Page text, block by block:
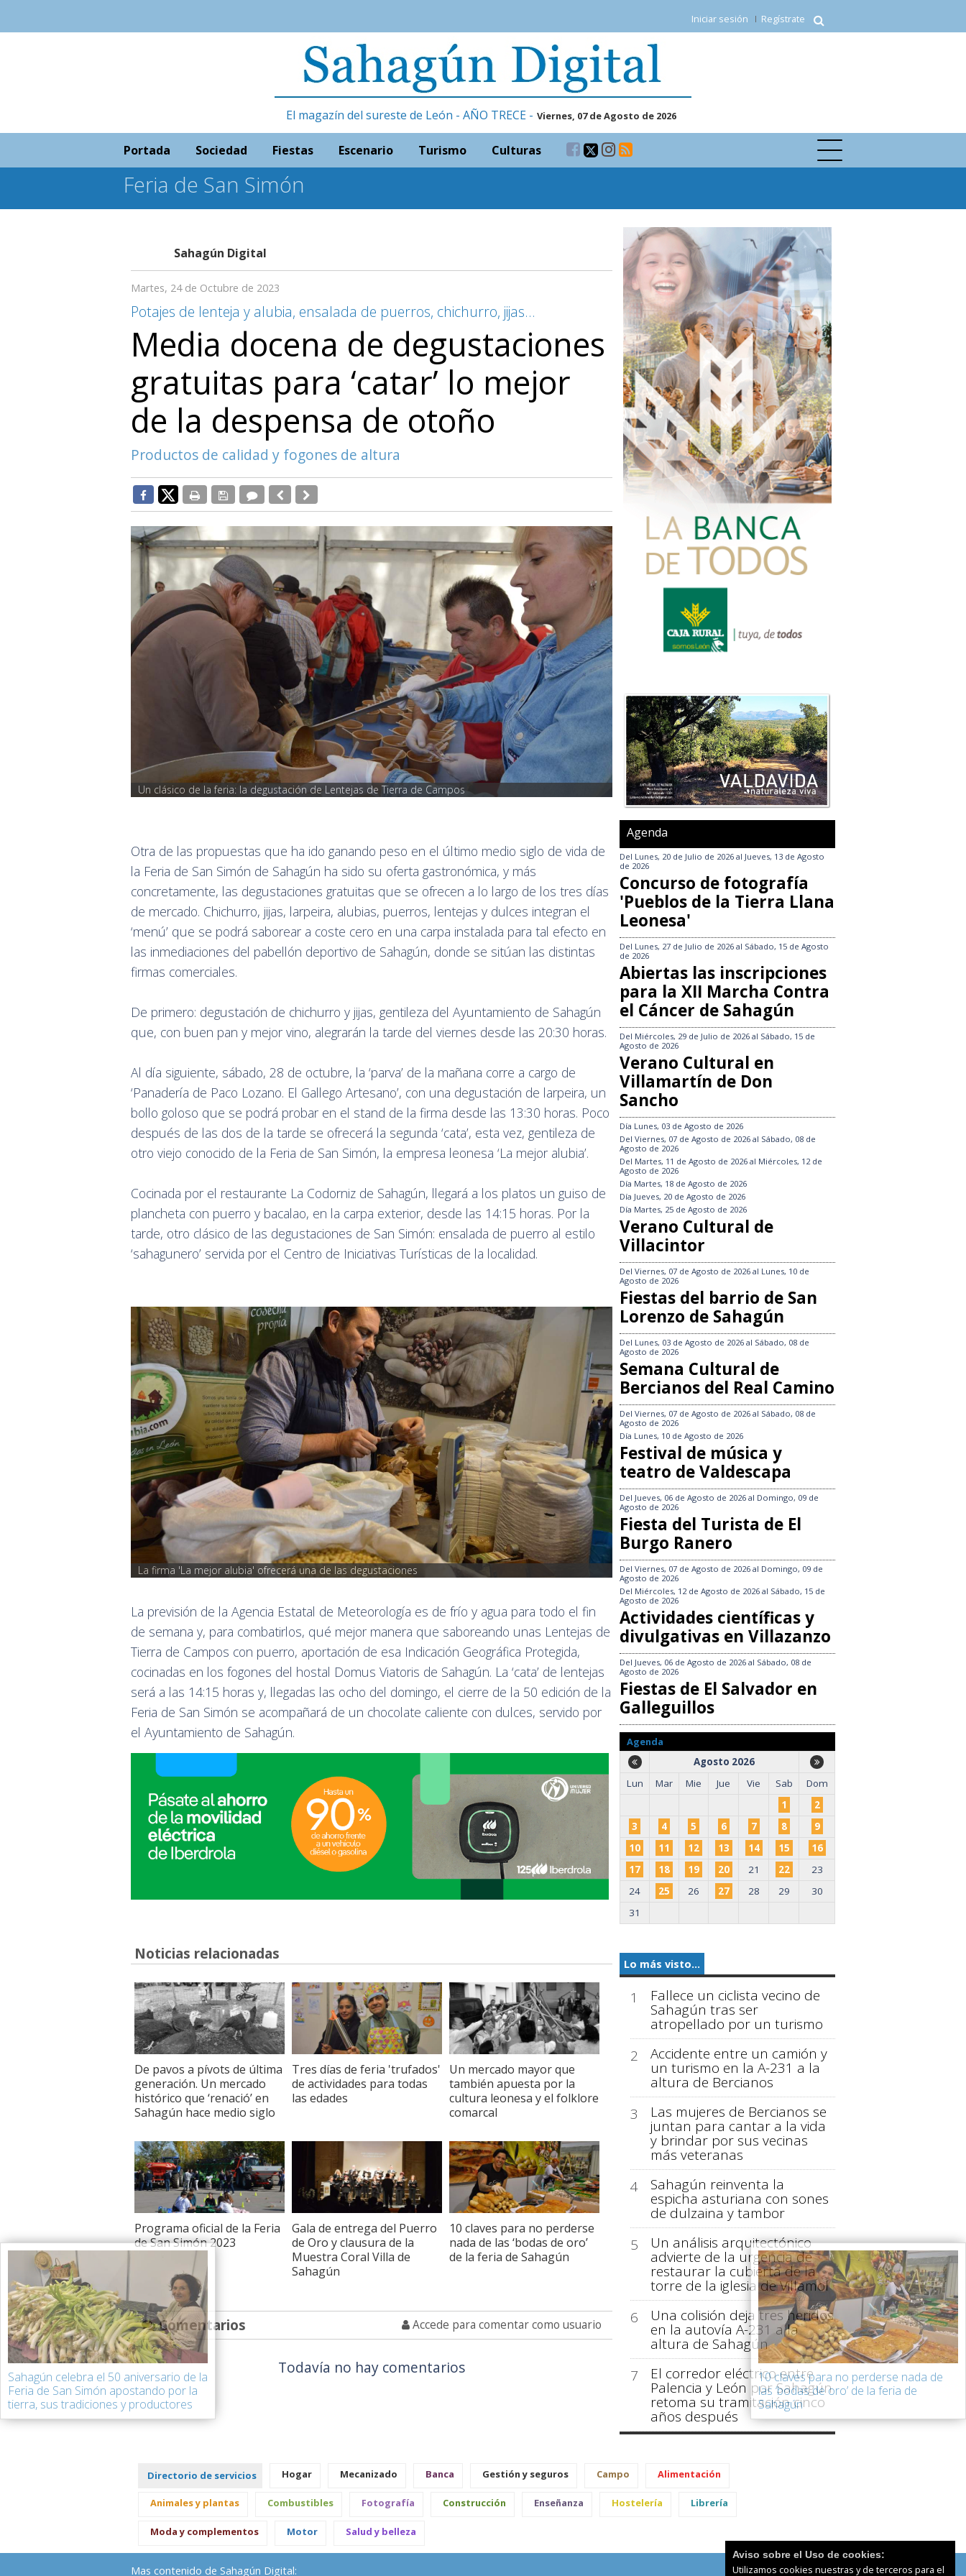
Iniciar sesión Regístrate
El magazín del sureste de León - AÑO TRECE - Viernes, 07 de Agosto de 2026
Portada Sociedad Fiestas Escenario Turismo Culturas
Feria de San Simón
Sahagún Digital
Martes, 24 de Octubre de 2023
Potajes de lenteja y alubia, ensalada de puerros, chichurro, jijas…
Media docena de degustaciones
gratuitas para ‘catar’ lo mejor
de la despensa de otoño
Productos de calidad y fogones de altura
Un clásico de la feria: la degustación de Lentejas de Tierra de Campos
Otra de las propuestas que ha ido ganando peso en el último medio siglo de vida de
la Feria de San Simón de Sahagún ha sido su oferta gastronómica, y más
concretamente, las degustaciones gratuitas que se ofrecen a lo largo de los tres días
de mercado. Chichurro, jijas, larpeira, alubias, puerros, lentejas y dulces integran el
‘menú’ que se podrá saborear a coste cero en una carpa instalada para tal efecto en
las inmediaciones del pabellón deportivo de Sahagún, donde se sitúan las distintas
firmas comerciales.
De primero: degustación de chichurro y jijas, gentileza del Ayuntamiento de Sahagún
que, con buen pan y mejor vino, alegrarán la tarde del viernes desde las 20:30 horas.
Al día siguiente, sábado, 28 de octubre, la ‘parva’ de la mañana corre a cargo de
‘Panadería de Paco Lozano. El Gallego Artesano’, con una degustación de larpeira, un
bollo goloso que se podrá probar en el stand de la firma desde las 13:30 horas. Poco
después de las dos de la tarde se ofrecerá la segunda ‘cata’, esta vez, gentileza de
otro viejo conocido de la Feria de San Simón, la empresa leonesa ‘La mejor alubia’.
Cocinada por el restaurante La Codorniz de Sahagún, llegará a los platos un guiso de
plancheta con puerro y bacalao, en la carpa exterior, desde las 14:15 horas. Por la
tarde, otro clásico de las degustaciones de San Simón: ensalada de puerro al estilo
‘sahagunero’ servida por el Centro de Iniciativas Turísticas de la localidad.
La firma 'La mejor alubia' ofrecerá una de las degustaciones
La previsión de la Agencia Estatal de Meteorología es de frío y agua para todo el fin
de semana y, para combatirlos, qué mejor manera que saboreando unas Lentejas de
Tierra de Campos con puerro, aportación de esa Indicación Geográfica Protegida,
cocinadas en los fogones del hostal Domus Viatoris de Sahagún. La ‘cata’ de lentejas
será a las 14:15 horas y, llegadas las ocho del domingo, el cierre de la 50 edición de la
Feria de San Simón se acompañará de un chocolate caliente con dulces, servido por
el Ayuntamiento de Sahagún.
Noticias relacionadas
De pavos a pívots de última
generación. Un mercado
histórico que ‘renació’ en
Sahagún hace medio siglo
Tres días de feria 'trufados'
de actividades para todas
las edades
Un mercado mayor que
también apuesta por la
cultura leonesa y el folklore
comarcal
Programa oficial de la Feria
de San Simón 2023
Gala de entrega del Puerro
de Oro y clausura de la
Muestra Coral Villa de
Sahagún
10 claves para no perderse
nada de las ‘bodas de oro’
de la feria de Sahagún
Comentarios Accede para comentar como usuario
Todavía no hay comentarios
Agenda
Del Lunes, 20 de Julio de 2026 al Jueves, 13 de Agosto
de 2026
Concurso de fotografía
'Pueblos de la Tierra Llana
Leonesa'
Del Lunes, 27 de Julio de 2026 al Sábado, 15 de Agosto
de 2026
Abiertas las inscripciones
para la XII Marcha Contra
el Cáncer de Sahagún
Del Miércoles, 29 de Julio de 2026 al Sábado, 15 de
Agosto de 2026
Verano Cultural en
Villamartín de Don
Sancho
Día Lunes, 03 de Agosto de 2026
Del Viernes, 07 de Agosto de 2026 al Sábado, 08 de
Agosto de 2026
Del Martes, 11 de Agosto de 2026 al Miércoles, 12 de
Agosto de 2026
Día Martes, 18 de Agosto de 2026
Día Jueves, 20 de Agosto de 2026
Día Martes, 25 de Agosto de 2026
Verano Cultural de
Villacintor
Del Viernes, 07 de Agosto de 2026 al Lunes, 10 de
Agosto de 2026
Fiestas del barrio de San
Lorenzo de Sahagún
Del Lunes, 03 de Agosto de 2026 al Sábado, 08 de
Agosto de 2026
Semana Cultural de
Bercianos del Real Camino
Del Viernes, 07 de Agosto de 2026 al Sábado, 08 de
Agosto de 2026
Día Lunes, 10 de Agosto de 2026
Festival de música y
teatro de Valdescapa
Del Jueves, 06 de Agosto de 2026 al Domingo, 09 de
Agosto de 2026
Fiesta del Turista de El
Burgo Ranero
Del Viernes, 07 de Agosto de 2026 al Domingo, 09 de
Agosto de 2026
Del Miércoles, 12 de Agosto de 2026 al Sábado, 15 de
Agosto de 2026
Actividades científicas y
divulgativas en Villazanzo
Del Jueves, 06 de Agosto de 2026 al Sábado, 08 de
Agosto de 2026
Fiestas de El Salvador en
Galleguillos
Agenda
Agosto 2026
Lun
Mar Mie Jue Vie Sab
Dom
1
2
3
4 5 6 7 8
9
10
11 12 13 14 15
16
17
18 19 20 21 22
23
24
25 26 27 28 29
30
31
Lo más visto...
1 Fallece un ciclista vecino de
Sahagún tras ser
atropellado por un turismo
2
Accidente entre un camión y
un turismo en la A-231 a la
altura de Bercianos
3
Las mujeres de Bercianos se
juntan para cantar a la vida
y brindar por sus vecinas
más veteranas
4
Sahagún reinventa la
espicha asturiana con sones
de dulzaina y tambor
5
Un análisis arquitectónico
advierte de la urgencia de
restaurar la cubierta de la
torre de la iglesia de Villamol
6
Una colisión deja tres heridos
en la autovía A-231 a la
altura de Sahagún
7
El corredor eléctrico entre
Palencia y León por Sahagún
retoma su tramitación cinco
años después
Sahagún celebra el 50 aniversario de la
Feria de San Simón apostando por la
tierra, sus tradiciones y productores
10 claves para no perderse nada de
las ‘bodas de oro’ de la feria de
Sahagún
Directorio de servicios Hogar Mecanizado Banca Gestión y seguros Campo Alimentación
Animales y plantas Combustibles Fotografía Construcción Enseñanza Hostelería Librería
Moda y complementos Motor Salud y belleza
Mas contenido de Sahagún Digital:
Aviso sobre el Uso de cookies:
Utilizamos cookies nuestras y de terceros para el